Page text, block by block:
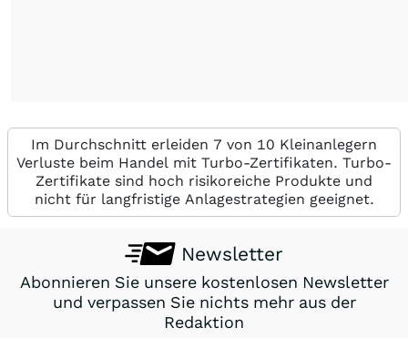
Im Durchschnitt erleiden 7 von 10 Kleinanlegern
Verluste beim Handel mit Turbo-Zertifikaten. Turbo-
Zertifikate sind hoch risikoreiche Produkte und
nicht für langfristige Anlagestrategien geeignet.
Newsletter
Abonnieren Sie unsere kostenlosen Newsletter
und verpassen Sie nichts mehr aus der
Redaktion